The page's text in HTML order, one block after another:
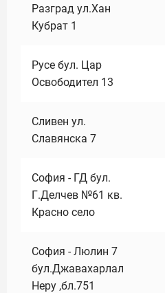
Разград ул.Хан
Кубрат 1
Русе бул. Цар
Освободител 13
Сливен ул.
Славянска 7
София - ГД бул.
Г.Делчев №61 кв.
Красно село
София - Люлин 7
бул.Джавахарлал
Неру ,бл.751